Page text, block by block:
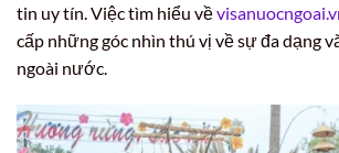
tin uy tín. Việc tìm hiểu về
cấp những góc nhìn thú vị về sự đa dạng
ngoài nước.